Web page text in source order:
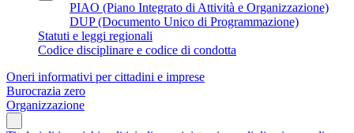
PIAO (Piano Integrato di Attività e Organizzazione)
DUP (Documento Unico di Programmazione)
Statuti e leggi regionali
Codice disciplinare e codice di condotta
Oneri informativi per cittadini e imprese
Burocrazia zero
Organizzazione